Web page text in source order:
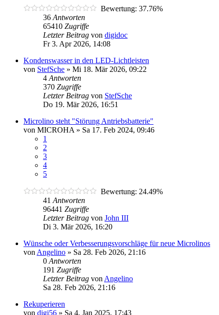
Bewertung: 37.76%
36 Antworten
65410 Zugriffe
Letzter Beitrag von digidoc
Fr 3. Apr 2026, 14:08
Kondenswasser in den LED-Lichtleisten
von StefSche » Mi 18. Mär 2026, 09:22
4 Antworten
370 Zugriffe
Letzter Beitrag von StefSche
Do 19. Mär 2026, 16:51
Microlino steht "Störung Antriebsbatterie"
von MICROHA » Sa 17. Feb 2024, 09:46
1
2
3
4
5
Bewertung: 24.49%
41 Antworten
96441 Zugriffe
Letzter Beitrag von John III
Di 3. Mär 2026, 16:20
Wünsche oder Verbesserungsvorschläge für neue Microlinos
von Angelino » Sa 28. Feb 2026, 21:16
0 Antworten
191 Zugriffe
Letzter Beitrag von Angelino
Sa 28. Feb 2026, 21:16
Rekuperieren
von digi56 » Sa 4. Jan 2025, 17:43